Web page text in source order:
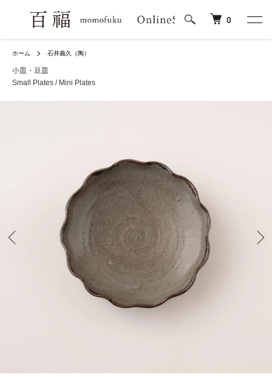
0
ホーム 石井義久（陶）
小皿・豆皿
Small Plates / Mini Plates